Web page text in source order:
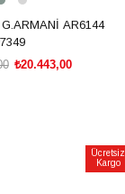
AR6144
₺20.443,00
Ücretsiz
Kargo